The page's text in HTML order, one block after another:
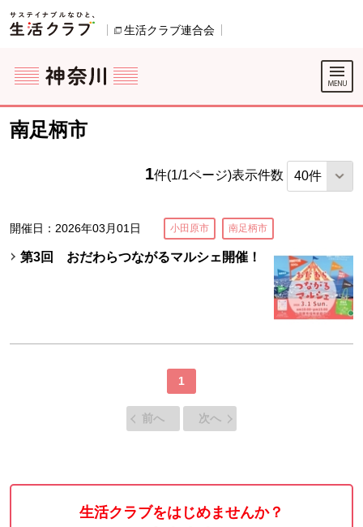
ページの先頭です。
生活クラブ連合会
ここからサイト内共通メニューです。
サイト内共通メニューをスキップする
サイト内共通メニューここまで。
南足柄市
1件(1/1ページ)表示件数
開催日：2026年03月01日 小田原市 南足柄市
第3回 おだわらつながるマルシェ開催！
1
前へ 次へ
生活クラブをはじめませんか？